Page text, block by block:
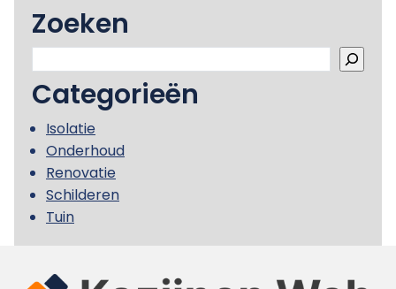
Zoeken
Categorieën
Isolatie
Onderhoud
Renovatie
Schilderen
Tuin